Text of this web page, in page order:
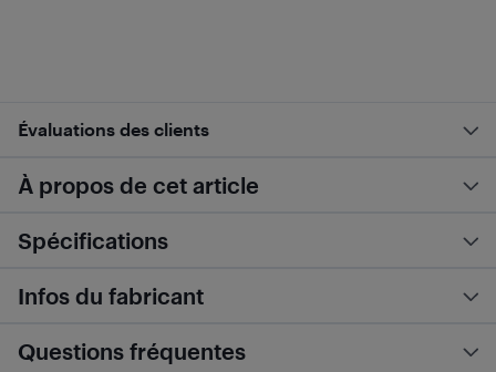
Évaluations des clients
À propos de cet article
Spécifications
Infos du fabricant
Questions fréquentes